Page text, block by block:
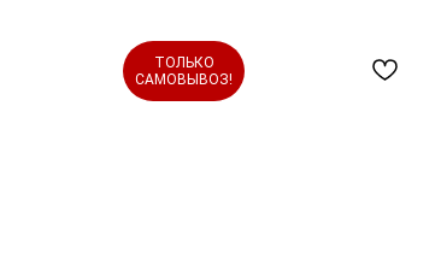
ТОЛЬКО
САМОВЫВОЗ!